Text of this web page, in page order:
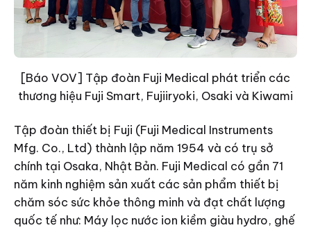
[Báo VOV] Tập đoàn Fuji Medical phát triển các
thương hiệu Fuji Smart, Fujiiryoki, Osaki và Kiwami
Tập đoàn thiết bị Fuji (Fuji Medical Instruments
Mfg. Co., Ltd) thành lập năm 1954 và có trụ sở
chính tại Osaka, Nhật Bản. Fuji Medical có gần 71
năm kinh nghiệm sản xuất các sản phẩm thiết bị
chăm sóc sức khỏe thông minh và đạt chất lượng
quốc tế như: Máy lọc nước ion kiềm giàu hydro, ghế